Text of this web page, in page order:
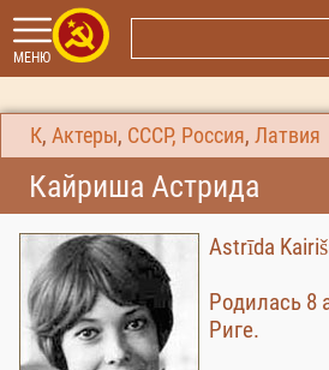
МЕНЮ
К, Актеры, СССР, Россия, Латвия
Кайриша Астрида
Astrīda
Родилась 8
Риге.